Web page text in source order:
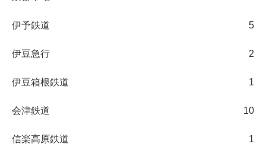
伊予鉄道 5
伊豆急行 2
伊豆箱根鉄道 1
会津鉄道 10
信楽高原鉄道 1